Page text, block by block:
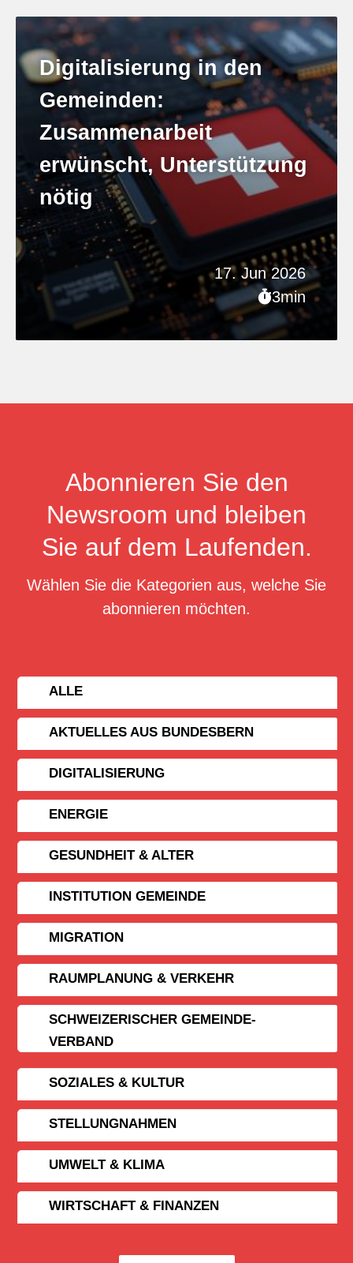
17. Jun 2026
3min
Digitalisierung in den
Gemeinden:
Zusammenarbeit
erwünscht, Unterstützung
nötig
Abonnieren Sie den
Newsroom und bleiben
Sie auf dem Laufenden.
Wählen Sie die Kategorien aus, welche Sie
abonnieren möchten.
ALLE
AKTUELLES AUS BUNDESBERN
DIGITALISIERUNG
ENERGIE
GESUNDHEIT & ALTER
INSTITUTION GEMEINDE
MIGRATION
RAUMPLANUNG & VERKEHR
SCHWEIZERISCHER GEMEINDE­
VERBAND
SOZIALES & KULTUR
STELLUNGNAHMEN
UMWELT & KLIMA
WIRTSCHAFT & FINANZEN